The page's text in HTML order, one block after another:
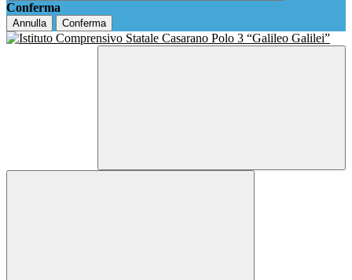
Conferma
Annulla Conferma